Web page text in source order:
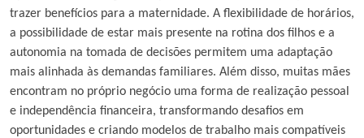
trazer benefícios para a maternidade. A flexibilidade de horários,
a possibilidade de estar mais presente na rotina dos filhos e a
autonomia na tomada de decisões permitem uma adaptação
mais alinhada às demandas familiares. Além disso, muitas mães
encontram no próprio negócio uma forma de realização pessoal
e independência financeira, transformando desafios em
oportunidades e criando modelos de trabalho mais compatíveis